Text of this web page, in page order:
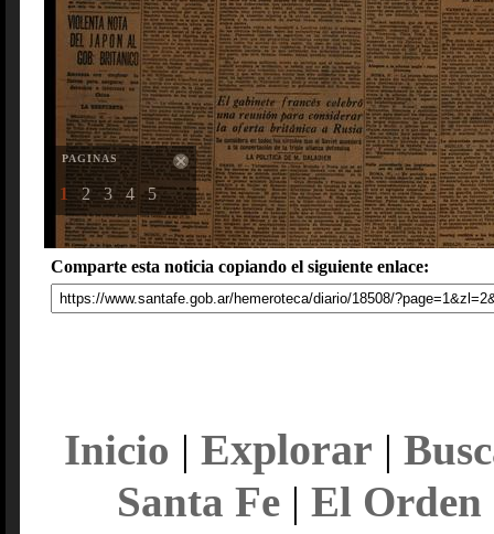
PAGINAS
1 2 3 4 5
Comparte esta noticia copiando el siguiente enlace:
Inicio | Explorar |
Santa Fe| El Orden